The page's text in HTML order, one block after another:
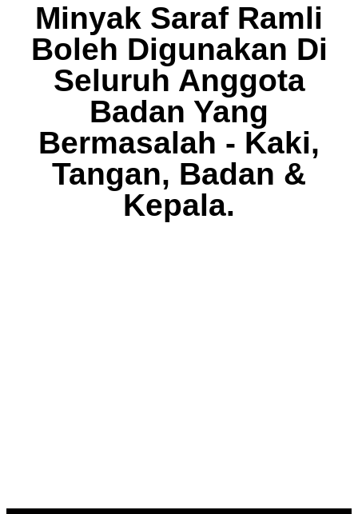
Minyak Saraf Ramli
Boleh Digunakan Di
Seluruh Anggota
Badan Yang
Bermasalah - Kaki,
Tangan, Badan &
Kepala.